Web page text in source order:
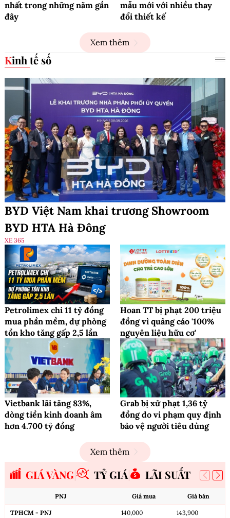
nhất trong những năm gần
đây
mẫu mới với nhiều thay
đổi thiết kế
Xem thêm
Kinh tế số
BYD Việt Nam khai trương Showroom
BYD HTA Hà Đông
XE 365
Petrolimex chi 11 tỷ đồng
mua phần mềm, dự phòng
tồn kho tăng gấp 2,5 lần
Hoan TT bị phạt 200 triệu
đồng vì quảng cáo '100%
nguyên liệu hữu cơ'
Vietbank lãi tăng 83%,
dòng tiền kinh doanh âm
hơn 4.700 tỷ đồng
Grab bị xử phạt 1,36 tỷ
đồng do vi phạm quy định
bảo vệ người tiêu dùng
Xem thêm
GIÁ VÀNG TỶ GIÁ LÃI SUẤT
PNJ Giá mua Giá bán
TPHCM - PNJ 140,000 143,900